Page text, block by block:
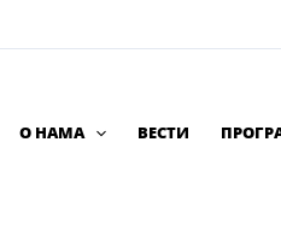
О НАМА ВЕСТИ